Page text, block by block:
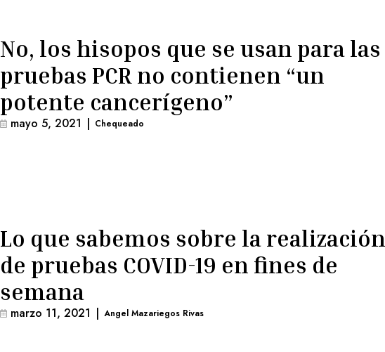
No, los hisopos que se usan para las
pruebas PCR no contienen “un
potente cancerígeno”
mayo 5, 2021 | Chequeado
Lo que sabemos sobre la realización
de pruebas COVID-19 en fines de
semana
marzo 11, 2021 | Angel Mazariegos Rivas